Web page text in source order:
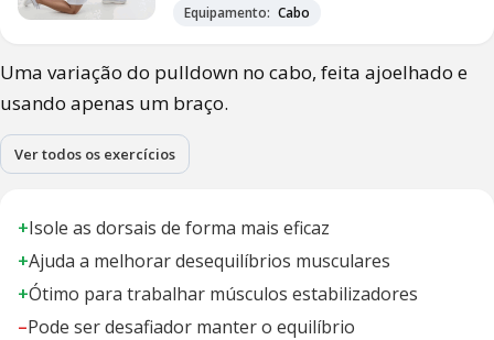
Equipamento: Cabo
Uma variação do pulldown no cabo, feita ajoelhado e
usando apenas um braço.
Ver todos os exercícios
+Isole as dorsais de forma mais eficaz
+Ajuda a melhorar desequilíbrios musculares
+Ótimo para trabalhar músculos estabilizadores
–Pode ser desafiador manter o equilíbrio